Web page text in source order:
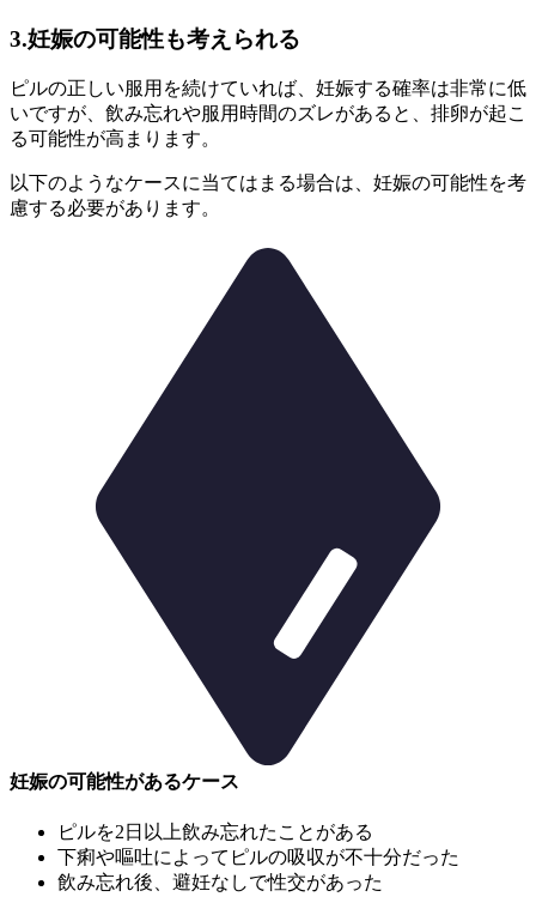
3.妊娠の可能性も考えられる
ピルの正しい服用を続けていれば、妊娠する確率は非常に低
いですが、 飲み忘れや服用時間のズレがあると、排卵が起こ
る可能性が高まります。
以下のようなケースに当てはまる場合は、妊娠の可能性を考
慮する必要があります。
妊娠の可能性があるケース
ピルを2日以上飲み忘れたことがある
下痢や嘔吐によってピルの吸収が不十分だった
飲み忘れ後、避妊なしで性交があった